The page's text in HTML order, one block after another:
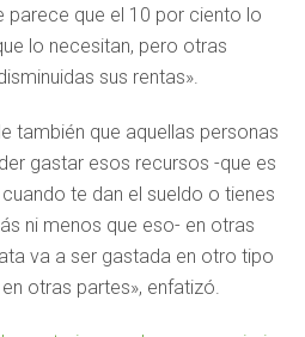
parece que el 10 por ciento lo
lo necesitan, pero otras
sus rentas».
también que aquellas personas
gastar esos recursos -que es
te dan el sueldo o tienes
ni menos que eso- en otras
va a ser gastada en otro tipo
otras partes», enfatizó.